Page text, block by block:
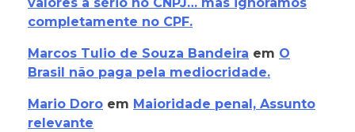
completamente no CPF.
Marcos Tulio de Souza Bandeira em O
Brasil não paga pela mediocridade.
Mario Doro em Maioridade penal, Assunto
relevante